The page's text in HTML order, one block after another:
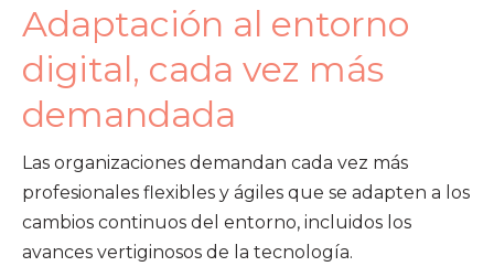
Adaptación al entorno
digital, cada vez más
demandada
Las organizaciones demandan cada vez más
profesionales flexibles y ágiles que se adapten a los
cambios continuos del entorno, incluidos los
avances vertiginosos de la tecnología.